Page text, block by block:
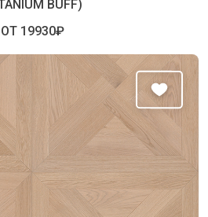
BUFF)
ОТ 19930₽